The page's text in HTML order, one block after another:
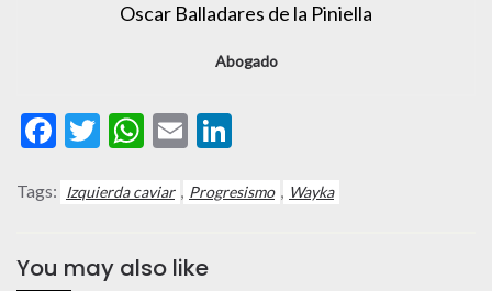
Oscar Balladares de la Piniella
Abogado
Facebook
Twitter
WhatsApp
Email
Tags: Izquierda caviar , Progresismo , Wayka
You may also like